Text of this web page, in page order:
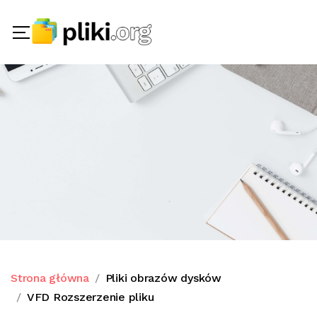
Strona główna
Pliki obrazów dysków
VFD Rozszerzenie pliku